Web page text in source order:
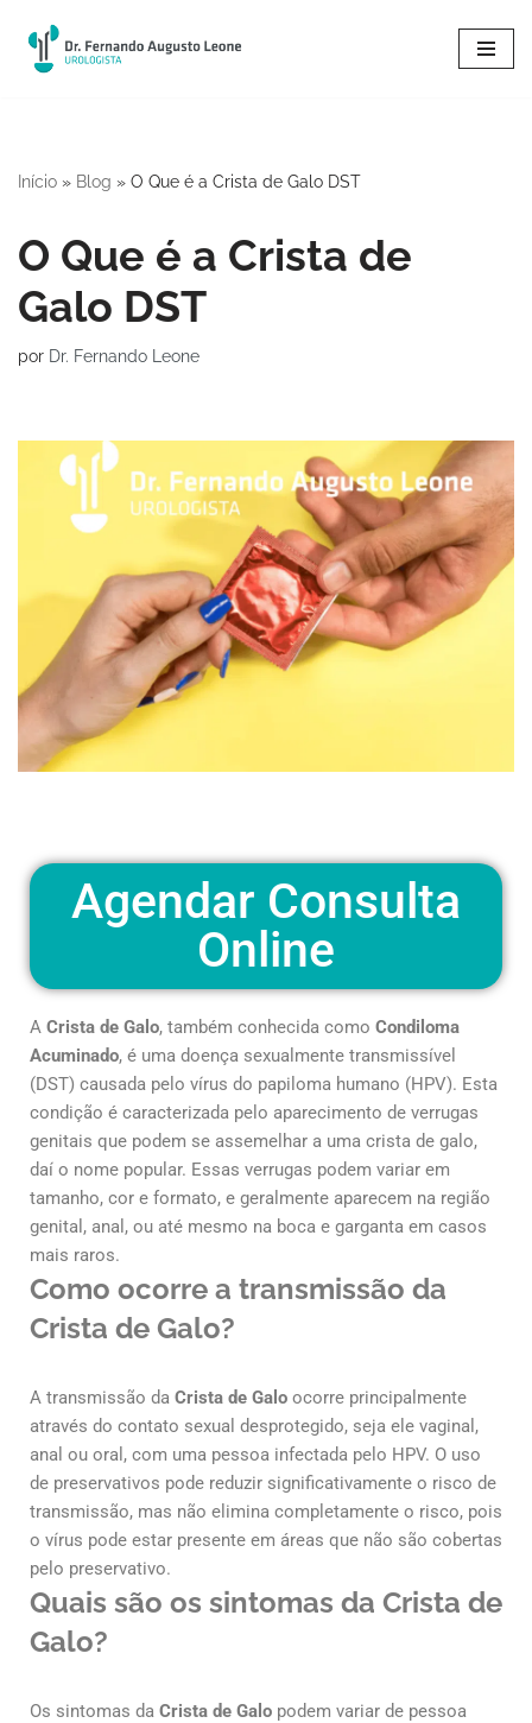
Pular
Início » Blog » O Que é a Crista de Galo DST
O Que é a Crista de
Galo DST
por Dr. Fernando Leone
Agendar Consulta
Online
A Crista de Galo, também conhecida como Condiloma
Acuminado, é uma doença sexualmente transmissível
(DST) causada pelo vírus do papiloma humano (HPV). Esta
condição é caracterizada pelo aparecimento de verrugas
genitais que podem se assemelhar a uma crista de galo,
daí o nome popular. Essas verrugas podem variar em
tamanho, cor e formato, e geralmente aparecem na região
genital, anal, ou até mesmo na boca e garganta em casos
mais raros.
Como ocorre a transmissão da
Crista de Galo?
A transmissão da Crista de Galo ocorre principalmente
através do contato sexual desprotegido, seja ele vaginal,
anal ou oral, com uma pessoa infectada pelo HPV. O uso
de preservativos pode reduzir significativamente o risco de
transmissão, mas não elimina completamente o risco, pois
o vírus pode estar presente em áreas que não são cobertas
pelo preservativo.
Quais são os sintomas da Crista de
Galo?
Os sintomas da Crista de Galo podem variar de pessoa